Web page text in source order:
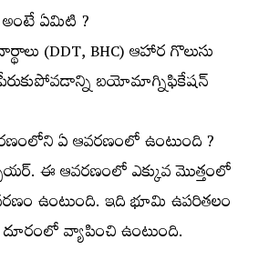
ఏమిటి ?
(DDT, BHC) ఆహార గొలుసు
బయోమాగ్నిఫికేషన్
ఏ ఆవరణంలో ఉంటుంది ?
ఈ ఆవరణంలో ఎక్కువ మొత్తంలో
ఉంటుంది. ఇది భూమి ఉపరితలం
వ్యాపించి ఉంటుంది.